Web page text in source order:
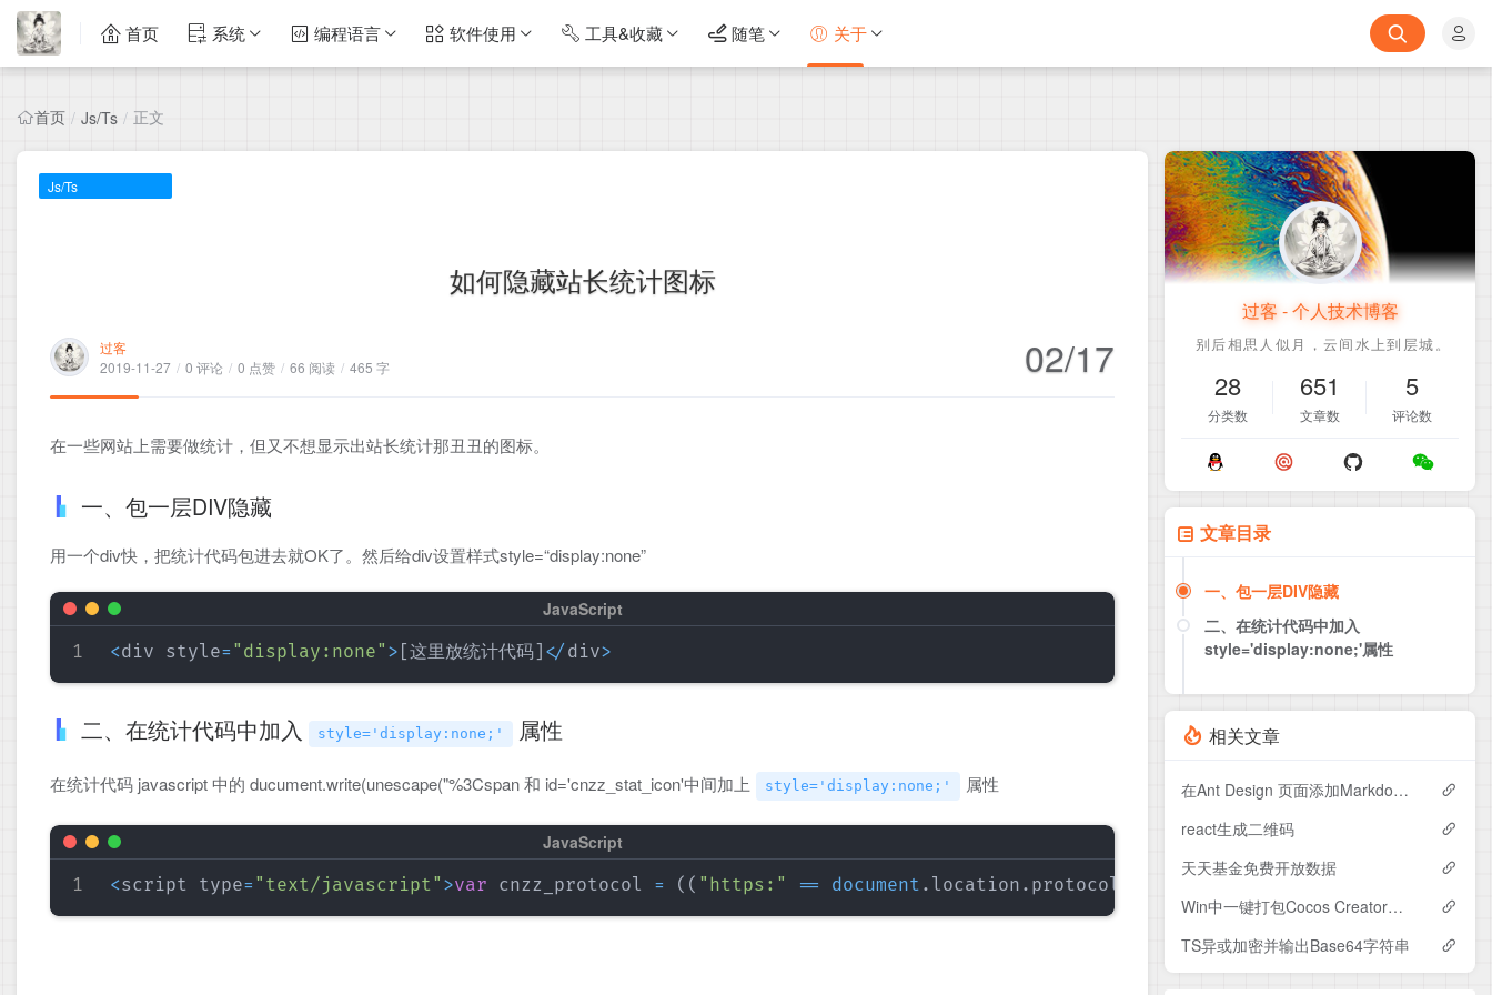
首页 系统 编程语言 软件使用 工具&收藏 随笔 关于
首页 / Js/Ts / 正文
Js/Ts
如何隐藏站长统计图标
过客
2019-11-27 / 0 评论 / 0 点赞 / 66 阅读 / 465 字 02/17
在一些网站上需要做统计，但又不想显示出站长统计那丑丑的图标。
一、包一层DIV隐藏
用一个div快，把统计代码包进去就OK了。然后给div设置样式style=“display:none”
<div style= "display:none" > [这里放统计代码] </div>
二、在统计代码中加入 style='display:none;' 属性
在统计代码 javascript 中的 ducument.write(unescape("%3Cspan 和 id='cnzz_stat_icon'中间加上 style='display:none;' 属性
<script type= "text/javascript" >var cnzz_protocol = ( ( "https:" == document . location . protocol
过客 - 个人技术博客
28
分类数
651
文章数
5
评论数
文章目录
一、包一层DIV隐藏
二、在统计代码中加入
style='display:none;'属性
相关文章
在Ant Design 页面添加Markdown文档前端展示
react生成二维码
天天基金免费开放数据
Win中一键打包Cocos Creator安卓包
TS异或加密并输出Base64字符串